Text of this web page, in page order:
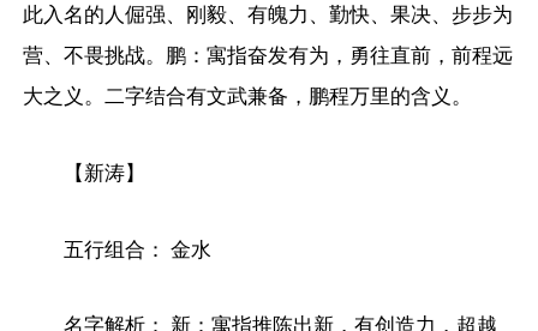
此入名的人倔强、刚毅、有魄力、勤快、果决、步步为
营、不畏挑战。鹏：寓指奋发有为，勇往直前，前程远
大之义。二字结合有文武兼备，鹏程万里的含义。
【新涛】
五行组合： 金水
名字解析： 新：寓指推陈出新，有创造力，超越